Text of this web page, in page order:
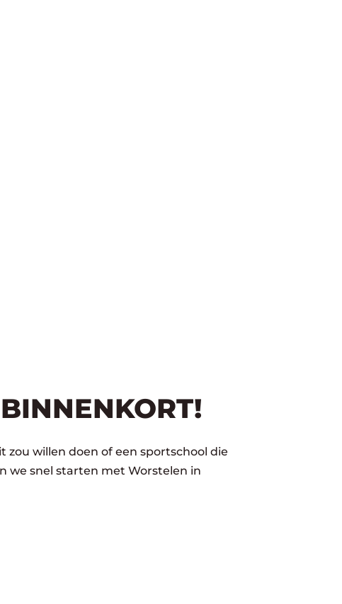
willen doen of een sportschool die
we snel starten met Worstelen in